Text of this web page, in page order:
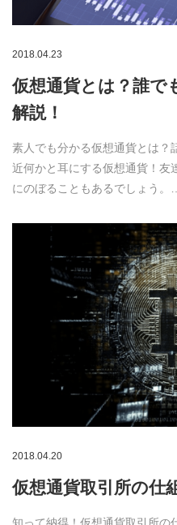
2018.04.23
仮想通貨とは？誰で
解説！
素人でも分かる仮想通貨とは？
近何かと耳にする仮想通貨！友
にのぼることもあるでしょう。
2018.04.20
仮想通貨取引所の仕